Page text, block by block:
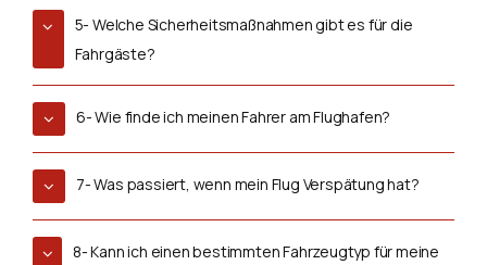
5- Welche Sicherheitsmaßnahmen gibt es für die
Fahrgäste?
6- Wie finde ich meinen Fahrer am Flughafen?
7- Was passiert, wenn mein Flug Verspätung hat?
8- Kann ich einen bestimmten Fahrzeugtyp für meine